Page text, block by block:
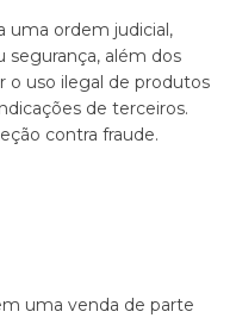
uma ordem judicial,
segurança, além dos
o uso ilegal de produtos
de terceiros.
contra fraude.
uma venda de parte